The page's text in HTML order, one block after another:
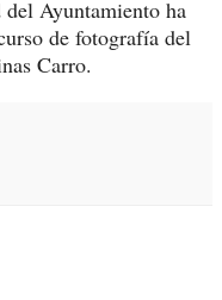
Ayuntamiento ha
de fotografía del
Carro.